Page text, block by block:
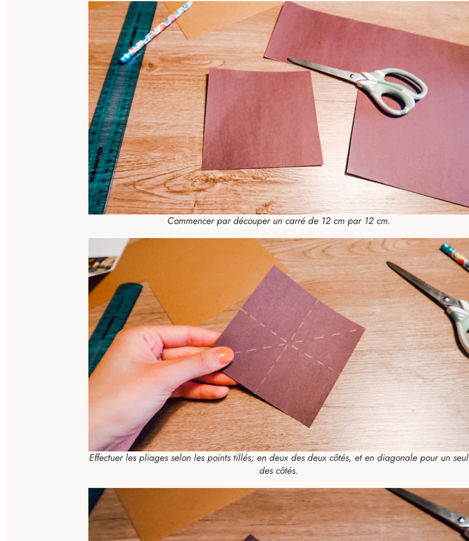
Commencer par découper un carré de 12 cm par 12 cm.
Effectuer les pliages selon les points tillés; en deux des deux côtés, et en diagonale pour un seul
des côtés.